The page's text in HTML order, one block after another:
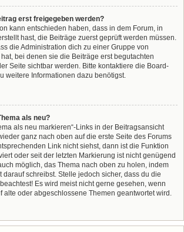
erst freigegeben werden?
kann entschieden haben, dass in dem Forum, in
hast, die Beiträge zuerst geprüft werden müssen.
die Administration dich zu einer Gruppe von
bei denen sie die Beiträge erst begutachten
Seite sichtbar werden. Bitte kontaktiere die Board-
weitere Informationen dazu benötigst.
als neu?
als neu markieren“-Links in der Beitragsansicht
ganz nach oben auf die erste Seite des Forums
Link nicht siehst, dann ist die Funktion
oder seit der letzten Markierung ist nicht genügend
möglich, das Thema nach oben zu holen, indem
darauf schreibst. Stelle jedoch sicher, dass du die
Es wird meist nicht gerne gesehen, wenn
alte oder abgeschlossene Themen geantwortet wird.